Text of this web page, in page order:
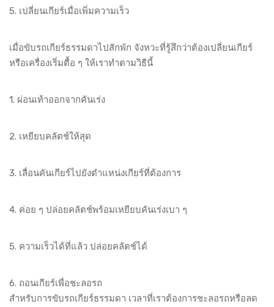
5. เปลี่ยนเกียร์เมื่อเพิ่มความเร็ว
เมื่อขับรถเกียร์ธรรมดาไปสักพัก จังหวะที่รู้สึกว่าต้องเปลี่ยนเกียร์
หรือเครื่องเริ่มตื้อ ๆ ให้เราทำตามวิธีนี้
1. ผ่อนเท้าออกจากคันเร่ง
2. เหยียบคลัตช์ให้สุด
3. เลื่อนคันเกียร์ไปยังตำแหน่งเกียร์ที่ต้องการ
4. ค่อย ๆ ปล่อยคลัตช์พร้อมเหยียบคันเร่งเบา ๆ
5. ความเร็วได้ที่แล้ว ปล่อยคลัตช์ได้
6. ถอนเกียร์เพื่อชะลอรถ
สำหรับการขับรถเกียร์ธรรมดา เวลาที่เราต้องการชะลอรถหรือลด